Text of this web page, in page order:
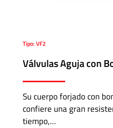
Tipo: VF2
Válvulas Aguja con
Su cuerpo forjado con
confiere una gran
tiempo,…